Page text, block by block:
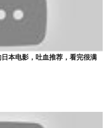
本电影，吐血推荐，看完很满